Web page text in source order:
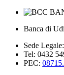
Banca di
Sede
Tel: 0432
PEC: